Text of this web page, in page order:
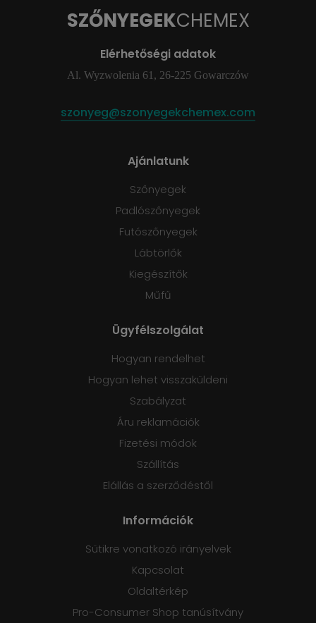
SZŐNYEGEKCHEMEX
Elérhetőségi adatok
Al. Wyzwolenia 61, 26-225 Gowarczów
szonyeg@szonyegekchemex.com
Ajánlatunk
Szőnyegek
Padlószőnyegek
Futószőnyegek
Lábtörlők
Kiegészítők
Műfű
Ügyfélszolgálat
Hogyan rendelhet
Hogyan lehet visszaküldeni
Szabályzat
Áru reklamációk
Fizetési módok
Szállítás
Elállás a szerződéstől
Információk
Sütikre vonatkozó irányelvek
Kapcsolat
Oldaltérkép
Pro-Consumer Shop tanúsítvány